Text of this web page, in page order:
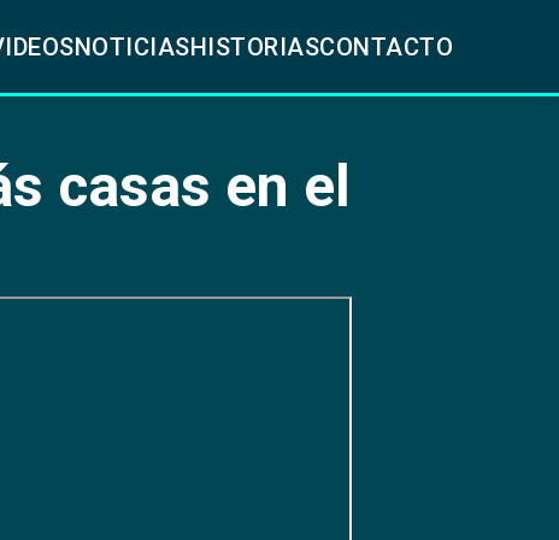
NOTICIASHISTORIASCONTACTO
casas en el